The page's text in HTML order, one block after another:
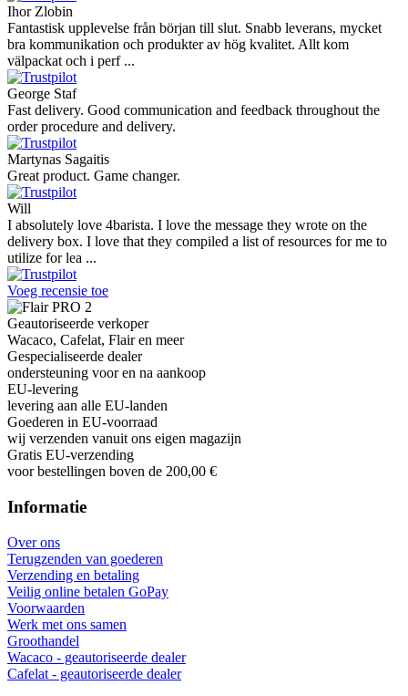
Ihor Zlobin
Fantastisk upplevelse från början till slut. Snabb leverans, mycket
bra kommunikation och produkter av hög kvalitet. Allt kom
välpackat och i perf ...
George Staf
Fast delivery. Good communication and feedback throughout the
order procedure and delivery.
Martynas Sagaitis
Great product. Game changer.
Will
I absolutely love 4barista. I love the message they wrote on the
delivery box. I love that they compiled a list of resources for me to
utilize for lea ...
Voeg recensie toe
Geautoriseerde verkoper
Wacaco, Cafelat, Flair en meer
Gespecialiseerde dealer
ondersteuning voor en na aankoop
EU-levering
levering aan alle EU-landen
Goederen in EU-voorraad
wij verzenden vanuit ons eigen magazijn
Gratis EU-verzending
voor bestellingen boven de 200,00 €
Informatie
Over ons
Terugzenden van goederen
Verzending en betaling
Veilig online betalen GoPay
Voorwaarden
Werk met ons samen
Groothandel
Wacaco - geautoriseerde dealer
Cafelat - geautoriseerde dealer